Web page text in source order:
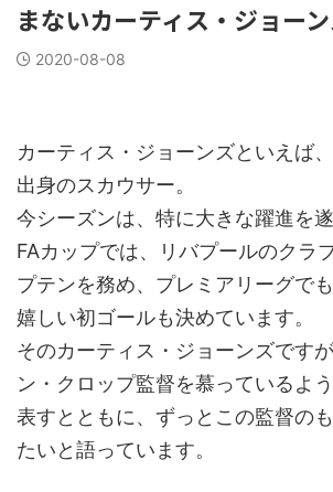
まないカーティス・ジョー
2020-08-08
カーティス・ジョーンズといえば
出身のスカウサー。
今シーズンは、特に大きな躍進を遂
FAカップでは、リバプールのクラ
プテンを務め、プレミアリーグで
嬉しい初ゴールも決めています。
そのカーティス・ジョーンズです
ン・クロップ監督を慕っているよ
表すとともに、ずっとこの監督の
たいと語っています。